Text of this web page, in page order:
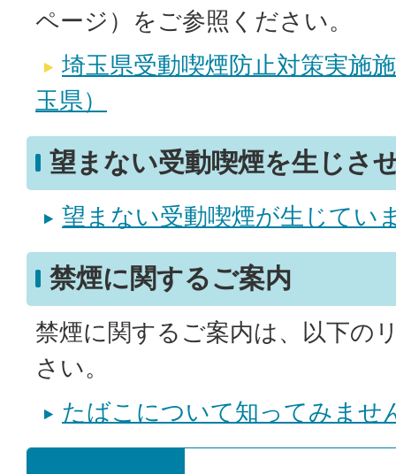
ページ）をご参照ください。
埼玉県受動喫煙防止対策実施
玉県）
望まない受動喫煙を生じさ
望まない受動喫煙が生じてい
禁煙に関するご案内
禁煙に関するご案内は、以下の
さい。
たばこについて知ってみませ